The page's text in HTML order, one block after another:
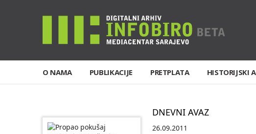
O NAMA PUBLIKACIJE PRETPLATA HISTORIJSKI
DNEVNI AVAZ
26.09.2011